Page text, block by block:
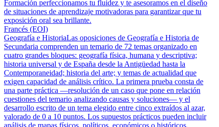
Formación perfeccionamos tu fluidez y te asesoramos en el diseño
de situaciones de aprendizaje motivadoras para garantizar que tu
exposición oral sea brillante.
Francés (EOI)
Geografía e HistoriaLas oposiciones de Geografía e Historia de
Secundaria comprenden un temario de 72 temas organizado en
cuatro grandes bloques: geografía física, humana y descriptiva;
historia universal y de España desde la Antigüedad hasta la
Contemporaneidad; historia del arte; y temas de actualidad que
exigen capacidad de análisis crítico. La primera prueba consta de
una parte práctica —resolución de un caso que pone en relación
cuestiones del temario analizando causas y soluciones— y el
desarrollo escrito de un tema elegido entre cinco extraídos al azar,
valorado de 0 a 10 puntos. Los supuestos prácticos pueden incluir
análisis de mapas físicos, políticos, económicos o históricos,